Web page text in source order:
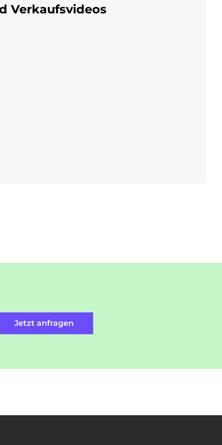
Verkaufsvideos
Jetzt anfragen